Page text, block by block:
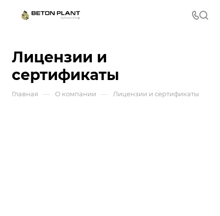
Лицензии и
сертификаты
Главная — О компании — Лицензии и сертификаты